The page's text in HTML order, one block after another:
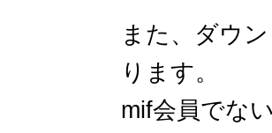
また、ダウ
ります。
mif会員でない